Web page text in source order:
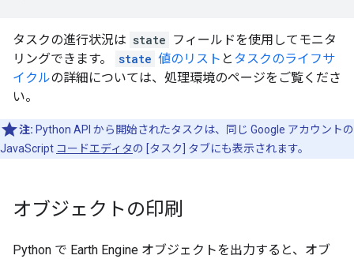
タスクの進行状況は state フィールドを使用してモニタ
リングできます。
state 値のリスト と タスクのライフサ
イクルの詳細については、処理環境のページをご覧くださ
い。
注: Python API から開始されたタスクは、同じ Google アカウントの
JavaScript コードエディタの [タスク] タブにも表示されます。
オブジェクトの印刷
Python で Earth Engine オブジェクトを出力すると、オブ